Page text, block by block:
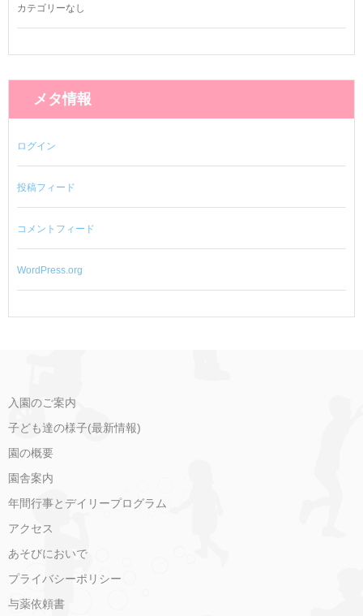
カテゴリーなし
メタ情報
ログイン
投稿フィード
コメントフィード
WordPress.org
入園のご案内
子ども達の様子(最新情報)
園の概要
園舎案内
年間行事とデイリープログラム
アクセス
あそびにおいで
プライバシーポリシー
与薬依頼書